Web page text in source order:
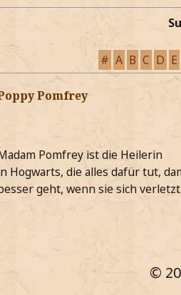
# A B C D E
Pomfrey
Pomfrey ist die Heilerin
Hogwarts, die alles dafür tut,
geht, wenn sie sich
©